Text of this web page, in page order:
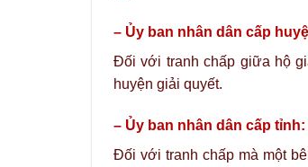
– Ủy ban nhân dân cấp
Đối với tranh chấp giữa hộ
huyện giải quyết.
– Ủy ban nhân dân cấp tỉnh:
Đối với tranh chấp mà một